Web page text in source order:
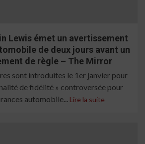
Lewis émet un avertissement
de deux jours avant un
de règle – The Mirror
sont introduites le 1er janvier pour
de fidélité » controversée pour
automobile... Lire la suite